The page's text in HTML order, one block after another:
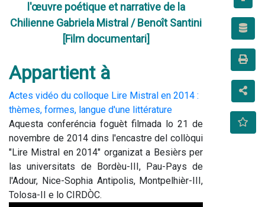
l'œuvre poétique et narrative de la
Chilienne Gabriela Mistral / Benoît Santini
[Film documentari]
Appartient à
Actes vidéo du colloque Lire Mistral en 2014 :
thèmes, formes, langue d'une littérature
Aquesta conferéncia foguèt filmada lo 21 de
novembre de 2014 dins l'encastre del collòqui
"Lire Mistral en 2014" organizat a Besièrs per
las universitats de Bordèu-III, Pau-Pays de
l'Adour, Nice-Sophia Antipolis, Montpelhièr-III,
Tolosa-II e lo CIRDÒC.